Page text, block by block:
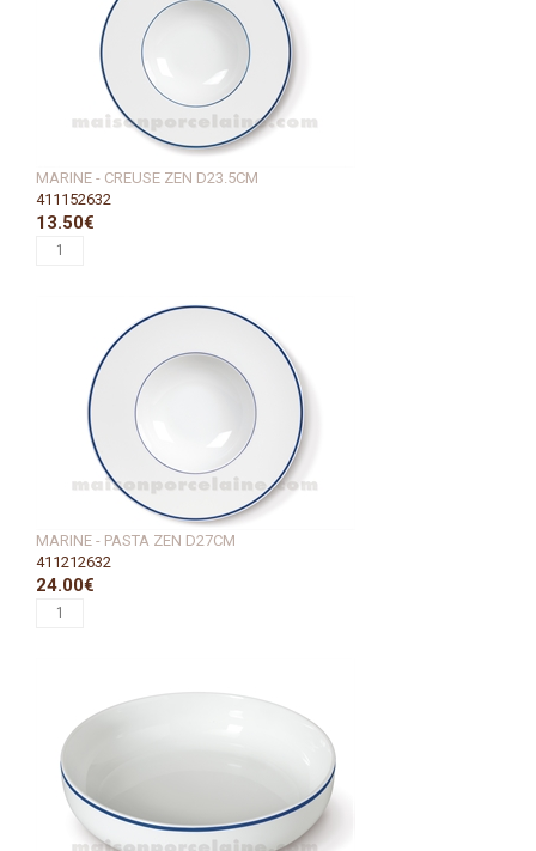
MARINE - CREUSE ZEN D23.5CM
411152632
13.50€
MARINE - PASTA ZEN D27CM
411212632
24.00€